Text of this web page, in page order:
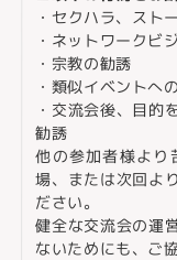
・セクハラ、スト
・ネットワークビ
・宗教の勧誘
・類似イベントへ
・交流会後、目的
勧誘
他の参加者様より
場、または次回よ
ださい。
健全な交流会の運
ないためにも、ご